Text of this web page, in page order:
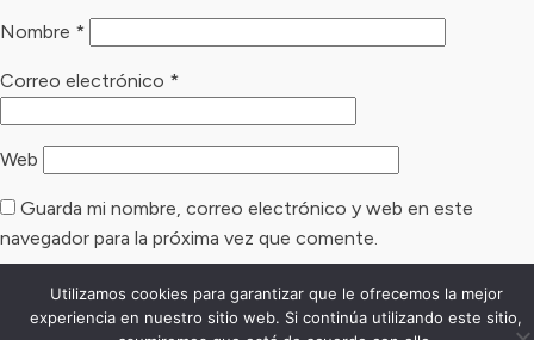
Nombre *
Correo electrónico *
Web
Guarda mi nombre, correo electrónico y web en este
navegador para la próxima vez que comente.
Utilizamos cookies para garantizar que le ofrecemos la mejor
experiencia en nuestro sitio web. Si continúa utilizando este sitio,